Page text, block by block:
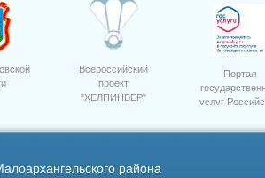
ситуациям
Уборка сои на полях ООО
Всероссийский
проект
"ХЕЛПИНВЕР"
Портал
услуг
района